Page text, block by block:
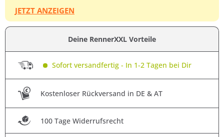
JETZT ANZEIGEN
Deine RennerXXL Vorteile
Sofort versandfertig - In 1-2 Tagen bei Dir
Kostenloser Rückversand in DE & AT
100 Tage Widerrufsrecht